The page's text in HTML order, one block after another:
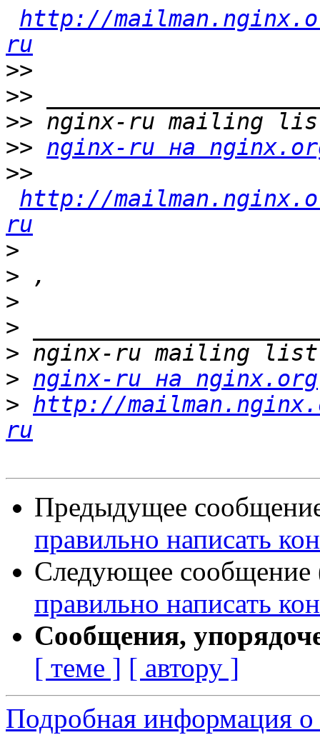
http://
ru
>>
>>
>>
>> nginx-ru на
>>
http://
ru
>
>
>
>
>
> nginx-ru на nginx.org
> http://
ru
Предыдущее
правильно написать
Следующее сообщение
правильно написать
Сообщения,
[ теме ] [ автору ]
Подробная информация